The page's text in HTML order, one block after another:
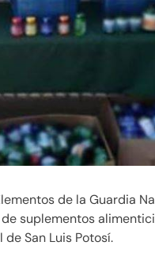
de la Guardia
suplementos
San Luis Potosí.